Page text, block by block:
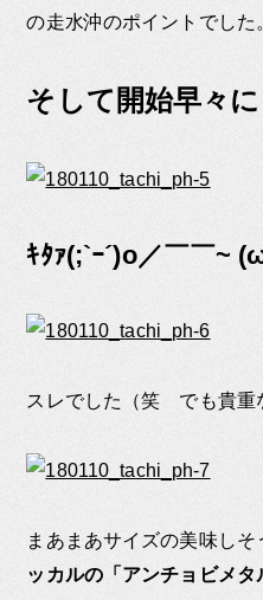
の走水沖のポイントでした
そして開始早々
ｷﾀｧ(;`ｰ´)o／￣￣~
スレでした（笑 でも貴重
まあまあサイズの美味しそ
ッカルの「アンチョビメ